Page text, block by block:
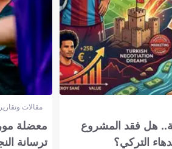
هل فقد المشروع
التركي؟
مقالات
معضلة
ترسانة